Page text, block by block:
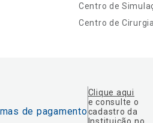
Centro de
Centro de
de pagamento
Clique aqui
e consulte o
cadastro da